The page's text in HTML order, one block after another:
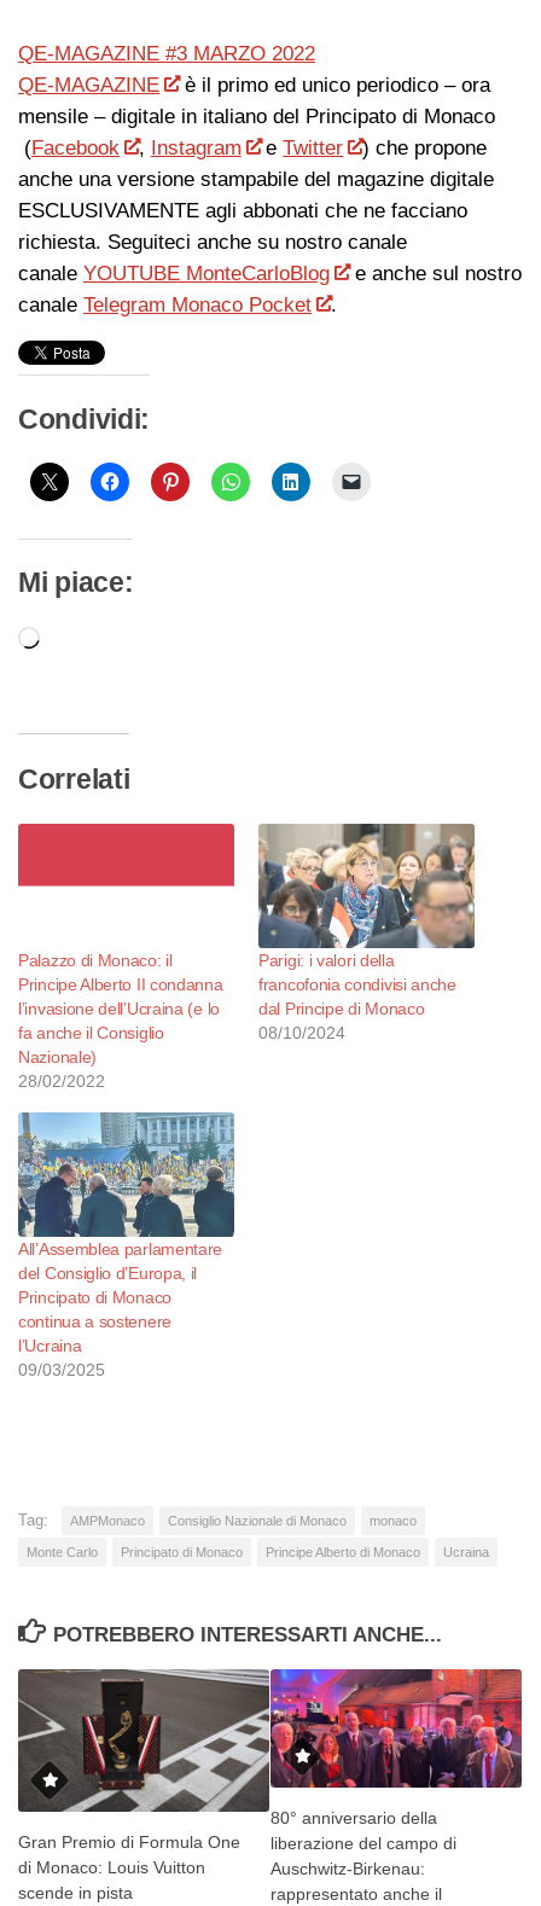
QE-MAGAZINE #3 MARZO 2022
QE-MAGAZINE
è il primo ed unico periodico – ora
mensile – digitale in italiano del Principato di Monaco
(Facebook , Instagram eTwitter
) che propone
anche una versione stampabile del magazine digitale
ESCLUSIVAMENTE agli abbonati che ne facciano
richiesta. Seguiteci anche su nostro canale
canale YOUTUBE MonteCarloBlog
e anche sul nostro
canale Telegram Monaco Pocket .
Condividi:
Mi piace:
Caricamento
Correlati
Palazzo di Monaco: il
Principe Alberto II condanna
l’invasione dell’Ucraina (e lo
fa anche il Consiglio
Nazionale)
28/02/2022
Parigi: i valori della
francofonia condivisi anche
dal Principe di Monaco
08/10/2024
All’Assemblea parlamentare
del Consiglio d’Europa, il
Principato di Monaco
continua a sostenere
l’Ucraina
09/03/2025
Tag: AMPMonaco Consiglio Nazionale di Monaco monaco
Monte Carlo Principato di Monaco Principe Alberto di Monaco Ucraina
POTREBBERO INTERESSARTI ANCHE...
Gran Premio di Formula One
di Monaco: Louis Vuitton
scende in pista
80° anniversario della
liberazione del campo di
Auschwitz-Birkenau:
rappresentato anche il